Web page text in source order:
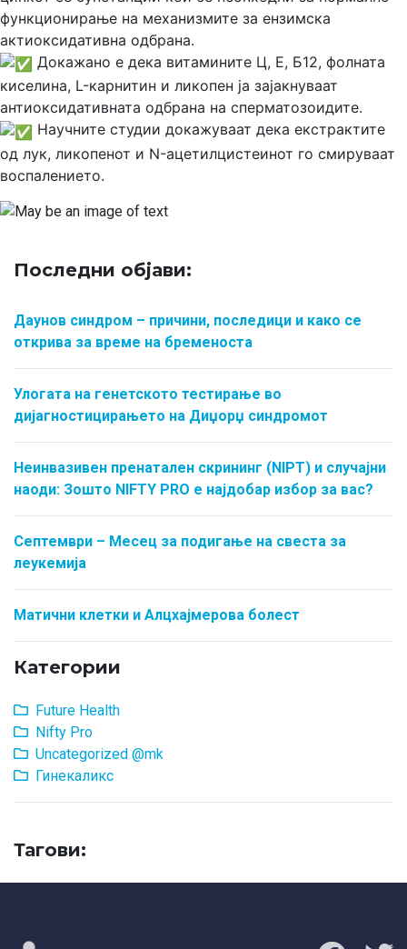
функционирање на механизмите за ензимска
актиоксидативна одбрана.
Докажано е дека витамините Ц, Е, Б12, фолната
киселина, L-карнитин и ликопен ја зајакнуваат
антиоксидативната одбрана на сперматозоидите.
Научните студии докажуваат дека екстрактите
од лук, ликопенот и N-ацетилцистеинот го смируваат
воспалението.
Последни објави:
Даунов синдром – причини, последици и како се
открива за време на бременоста
Улогата на генетското тестирање во
дијагностицирањето на Диџорџ синдромот
Неинвазивен пренатален скрининг (NIPT) и случајни
наоди: Зошто NIFTY PRO е најдобар избор за вас?
Септември – Месец за подигање на свеста за
леукемија
Матични клетки и Алцхајмерова болест
Категории
Future Health
Nifty Pro
Uncategorized @mk
Гинекаликс
Тагови: